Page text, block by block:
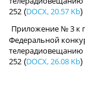
252 (DOCX, 20.57 Kb)
Приложение № 3 к
Федеральной
телерадиовещанию
252 (DOCX, 26.08 Kb)